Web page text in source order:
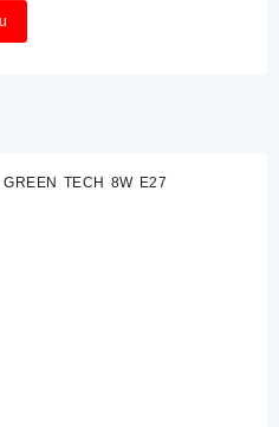
TECH 8W E27